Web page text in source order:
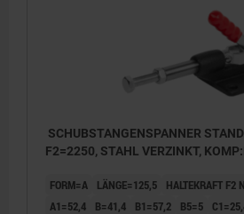
SCHUBSTANGENSPANNER
F2=2250, STAHL VERZINKT,
FORM=A LÄNGE=125,5 HALTEKRAFT F2
A1=52,4
B=41,4 B1=57,2 B5=5